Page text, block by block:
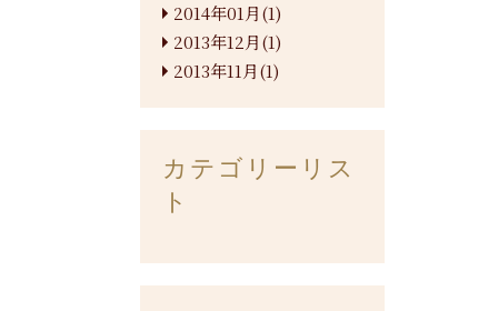
2014年01月(1)
2013年12月(1)
2013年11月(1)
カテゴリーリス
ト